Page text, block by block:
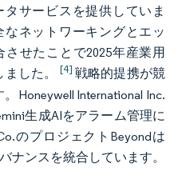
サービスを提供していま
なネットワーキングとエッ
せたことで2025年産業用
した。 [4] 戦略的提携が競
Honeywell International Inc.
生成AIをアラーム管理に
のプロジェクトBeyondは
ナンスを統合しています。